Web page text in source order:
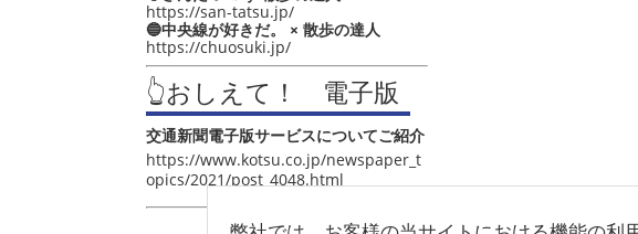
https://san-tatsu.jp/
🔵中央線が好きだ。 × 散歩の達人
https://chuosuki.jp/
👆おしえて！ 電子版
交通新聞電子版サービスについてご紹介
https://www.kotsu.co.jp/newspaper_t
opics/2021/post_4048.html